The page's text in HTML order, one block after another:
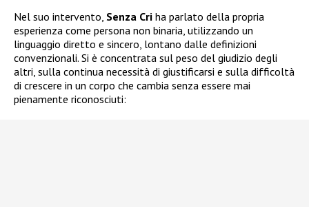
Nel suo intervento, Senza Cri ha parlato della propria
esperienza come persona non binaria, utilizzando un
linguaggio diretto e sincero, lontano dalle definizioni
convenzionali. Si è concentrata sul peso del giudizio degli
altri, sulla continua necessità di giustificarsi e sulla difficoltà
di crescere in un corpo che cambia senza essere mai
pienamente riconosciuti: